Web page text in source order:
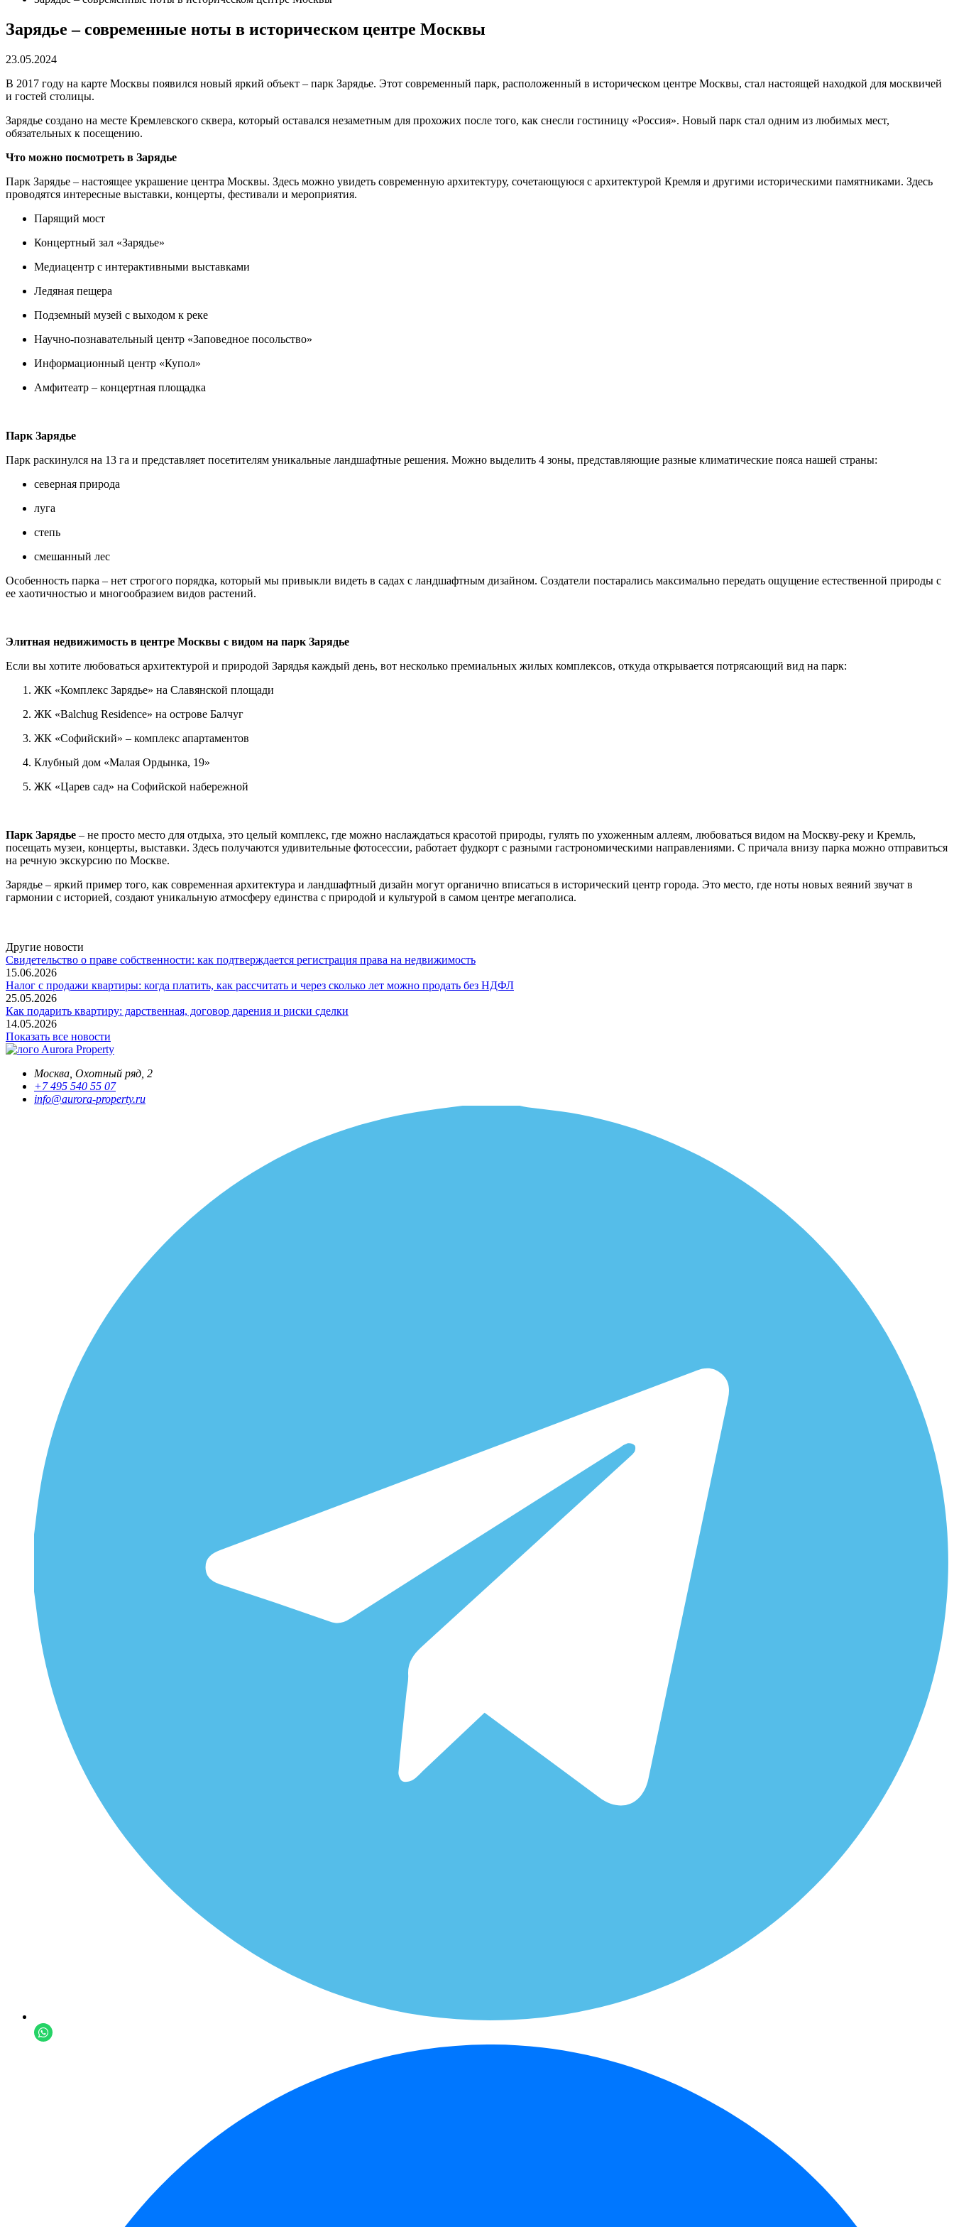
Зарядье – современные ноты в историческом центре Москвы
23.05.2024
В 2017 году на карте Москвы появился новый яркий объект – парк Зарядье. Этот современный парк, расположенный в историческом центре Москвы, стал настоящей находкой для москвичей
и гостей столицы.
Зарядье создано на месте Кремлевского сквера, который оставался незаметным для прохожих после того, как снесли гостиницу «Россия». Новый парк стал одним из любимых мест,
обязательных к посещению.
Что можно посмотреть в Зарядье
Парк Зарядье – настоящее украшение центра Москвы. Здесь можно увидеть современную архитектуру, сочетающуюся с архитектурой Кремля и другими историческими памятниками. Здесь
проводятся интересные выставки, концерты, фестивали и мероприятия.
Парящий мост
Концертный зал «Зарядье»
Медиацентр с интерактивными выставками
Ледяная пещера
Подземный музей с выходом к реке
Научно-познавательный центр «Заповедное посольство»
Информационный центр «Купол»
Амфитеатр – концертная площадка
Парк Зарядье
Парк раскинулся на 13 га и представляет посетителям уникальные ландшафтные решения. Можно выделить 4 зоны, представляющие разные климатические пояса нашей страны:
северная природа
луга
степь
смешанный лес
Особенность парка – нет строгого порядка, который мы привыкли видеть в садах с ландшафтным дизайном. Создатели постарались максимально передать ощущение естественной природы с
ее хаотичностью и многообразием видов растений.
Элитная недвижимость в центре Москвы с видом на парк Зарядье
Если вы хотите любоваться архитектурой и природой Зарядья каждый день, вот несколько премиальных жилых комплексов, откуда открывается потрясающий вид на парк:
ЖК «Комплекс Зарядье» на Славянской площади
ЖК «Balchug Residence» на острове Балчуг
ЖК «Софийский» – комплекс апартаментов
Клубный дом «Малая Ордынка, 19»
ЖК «Царев сад» на Софийской набережной
Парк Зарядье – не просто место для отдыха, это целый комплекс, где можно наслаждаться красотой природы, гулять по ухоженным аллеям, любоваться видом на Москву-реку и Кремль,
посещать музеи, концерты, выставки. Здесь получаются удивительные фотосессии, работает фудкорт с разными гастрономическими направлениями. С причала внизу парка можно отправиться
на речную экскурсию по Москве.
Зарядье – яркий пример того, как современная архитектура и ландшафтный дизайн могут органично вписаться в исторический центр города. Это место, где ноты новых веяний звучат в
гармонии с историей, создают уникальную атмосферу единства с природой и культурой в самом центре мегаполиса.
Другие новости
Свидетельство о праве собственности: как подтверждается регистрация права на недвижимость
15.06.2026
Налог с продажи квартиры: когда платить, как рассчитать и через сколько лет можно продать без НДФЛ
25.05.2026
Как подарить квартиру: дарственная, договор дарения и риски сделки
14.05.2026
Показать все новости
Aurora Property
Москва, Охотный ряд, 2
+7 495 540 55 07
info@aurora-property.ru